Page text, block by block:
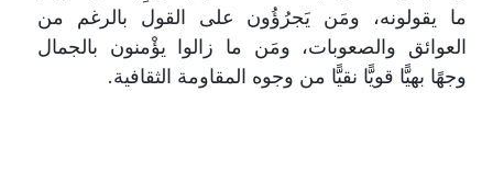
ما يقولونه، ومَن يَجرُؤُون على القول بالرغم من
العوائق والصعوبات، ومَن ما زالوا يؤْمنون بالجمال
وجهًا بهيًّا قويًّا نقيًّا من وجوه المقاومة الثقافية.